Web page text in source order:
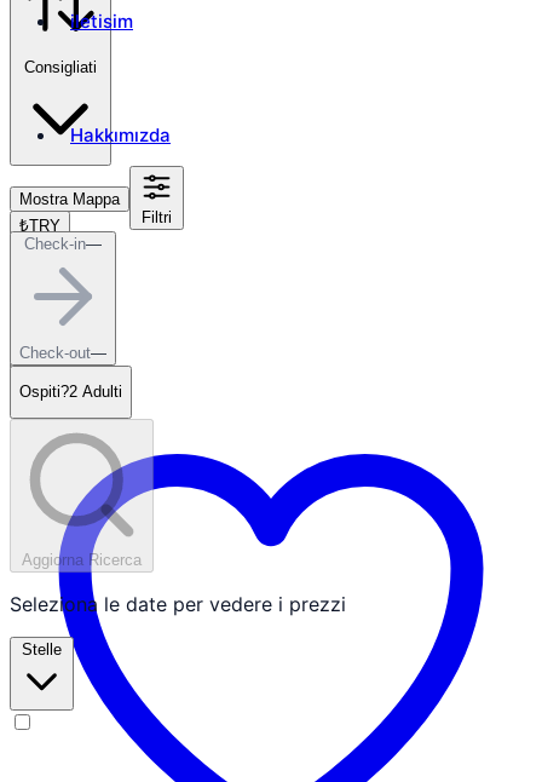
iletisim
Hakkımızda
₺TRY
it
Mostra Mappa
Filtri
Check-in—
Check-out—
Ospiti?2 Adulti
Aggiorna Ricerca
Seleziona le date per vedere i prezzi